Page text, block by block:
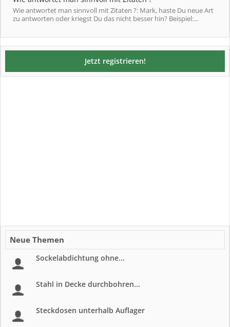
Wie antwortet man sinnvoll mit Zitaten ?: Mark, haste Du neue Art
zu antworten oder kriegst Du das nicht besser hin? Beispiel:...
Jetzt registrieren!
Neue Themen
Sockelabdichtung ohne...
Stahl in Decke durchbohren...
Steckdosen unterhalb Auflager